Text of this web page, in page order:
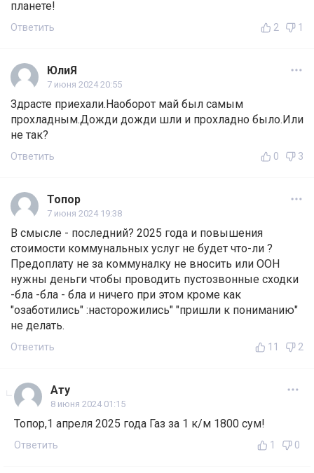
планете!
Ответить 2 1
ЮлиЯ
7 июня 2024 20:55
Здрасте приехали.Наоборот май был самым
прохладным.Дожди дожди шли и прохладно было.Или
не так?
Ответить 0 3
Топор
7 июня 2024 19:38
В смысле - последний? 2025 года и повышения
стоимости коммунальных услуг не будет что-ли ?
Предоплату не за коммуналку не вносить или ООН
нужны деньги чтобы проводить пустозвонные сходки
-бла -бла - бла и ничего при этом кроме как
"озаботились" :насторожились" "пришли к пониманию"
не делать.
Ответить 11 2
Ату
8 июня 2024 01:15
Топор,1 апреля 2025 года Газ за 1 к/м 1800 сум!
Ответить 1 0